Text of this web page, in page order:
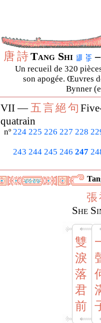
唐詩Tang Shi
Un recueil de 320
son apogée. Œuvres
Bynner
VII —五言絕句
quatrain
nº 224 225 226 227 228
243 244 245 246 247
張
She
雙
淚
落
君
前